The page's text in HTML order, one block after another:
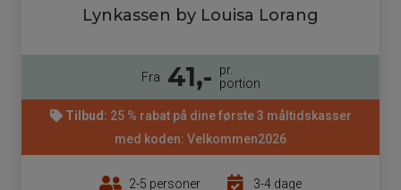
Lynkassen by Louisa Lorang
Fra 41,-
pr.
portion
Tilbud: 25 % rabat på dine første 3 måltidskasser
med koden: Velkommen2026
2-5 personer 3-4 dage